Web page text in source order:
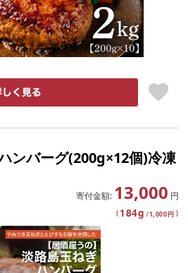
ンバーグ(200g×12個)冷凍
寄付金額: 13,000 円
( 184g /1,000円 )